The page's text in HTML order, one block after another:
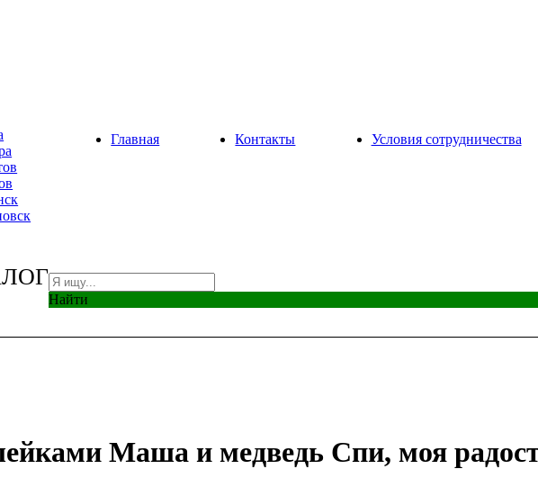
Главная Контакты Условия сотрудничества
Найти
Маша и медведь Спи, моя